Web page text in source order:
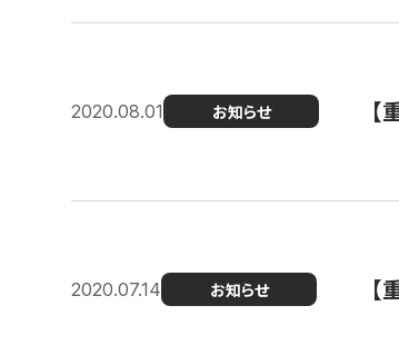
2020.08.01 お知らせ
2020.07.14 お知らせ